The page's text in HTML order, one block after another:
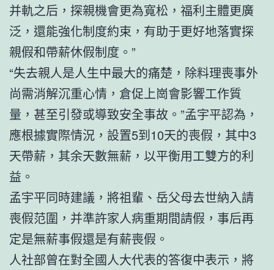
并軌之后，探親機會更為寬松，福利主體更廣
泛，還能強化制度約束，有助于更好地落實探
親假和帶薪休假制度。”
“失去親人是人生中最大的痛楚，除料理喪事外
尚需消解沉重心情，倉促上崗會影響工作質
量，甚至引發或導致安全事故。”孟宇平認為，
應根據實際情況，設置5到10天的喪假，其中3
天帶薪，其余天數無薪，以平衡用工雙方的利
益。
孟宇平同時建議，將祖輩、岳父母去世納入請
喪假范圍，并準許家人病重期間請假，事后再
定是無薪事假還是有薪喪假。
人社部曾在對全國人大代表的答復中表示，將